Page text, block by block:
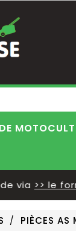
via>> le
PIÈCES AS